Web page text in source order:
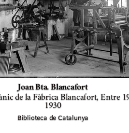
Joan Bta. Blancafort
de la Fàbrica Blancafort,Entre
1930
Biblioteca de Catalunya